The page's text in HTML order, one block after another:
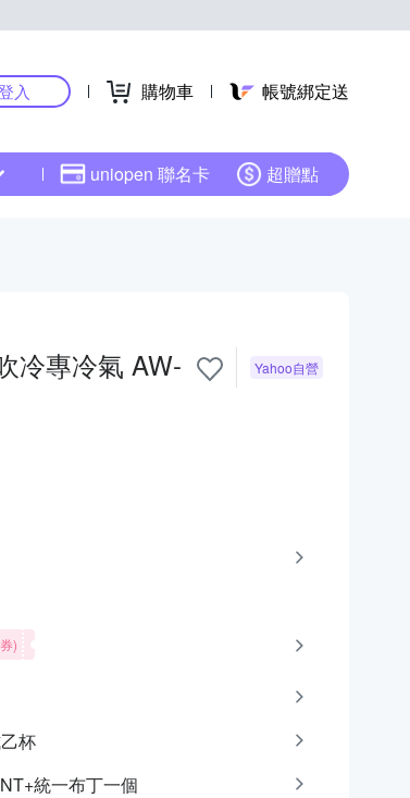
入 購物車 帳號綁定送
uniopen 聯名卡 超贈點
冷專冷氣 AW-
Yahoo自營
)
杯
統一布丁一個